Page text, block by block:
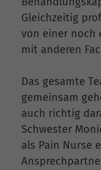
Gleichzeitig
von einer noch
mit anderen
Das gesamte
gemeinsam
auch richtig
Schwester
als Pain Nurse